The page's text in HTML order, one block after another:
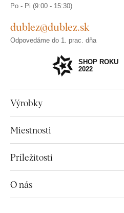
Výrobky
Miestnosti
Príležitosti
O nás
Po - Pi (9:00 - 15:30)
dublez@dublez.sk
Odpovedáme do 1. prac. dňa
SHOP ROKU
2022